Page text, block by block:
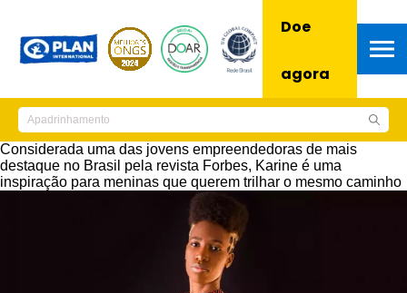
Doe
agora
Considerada uma das jovens empreendedoras de mais
destaque no Brasil pela revista Forbes, Karine é uma
inspiração para meninas que querem trilhar o mesmo caminho